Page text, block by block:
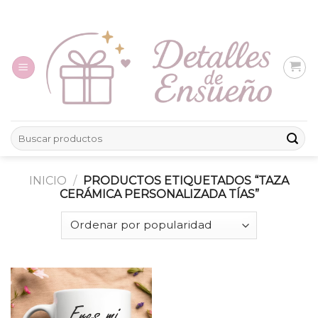
Buscar
por:
INICIO / PRODUCTOS ETIQUETADOS “TAZA
CERÁMICA PERSONALIZADA TÍAS”